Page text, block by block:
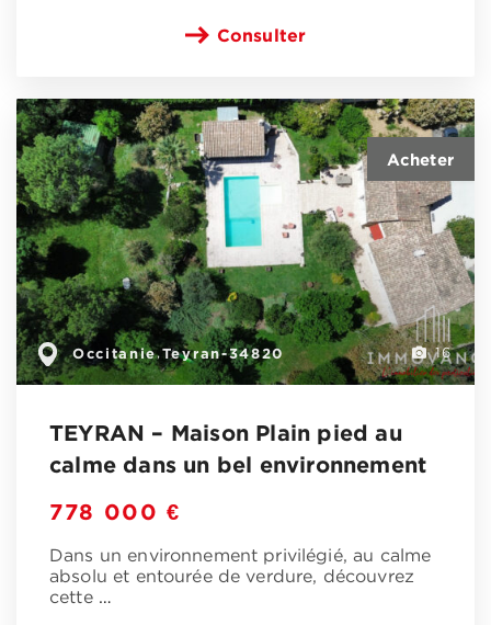
Consulter
16
Occitanie,Teyran-34820
TEYRAN – Maison Plain pied au
calme dans un bel environnement
778 000 €
Dans un environnement privilégié, au calme
absolu et entourée de verdure, découvrez
cette …